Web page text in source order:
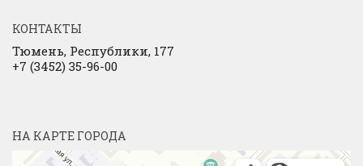
КОНТАКТЫ
Тюмень, Республики, 177
+7 (3452) 35-96-00
НА КАРТЕ ГОРОДА